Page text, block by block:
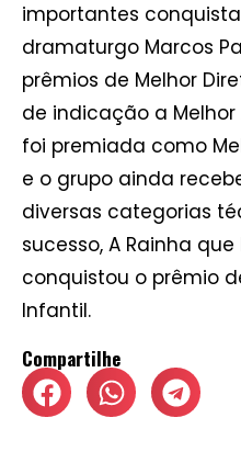
importantes
dramaturgo Marcos
prêmios de Melhor
de indicação a Melhor
foi premiada como
e o grupo ainda
diversas categorias
sucesso, A Rainha
conquistou o prêmio
Infantil.
Compartilhe